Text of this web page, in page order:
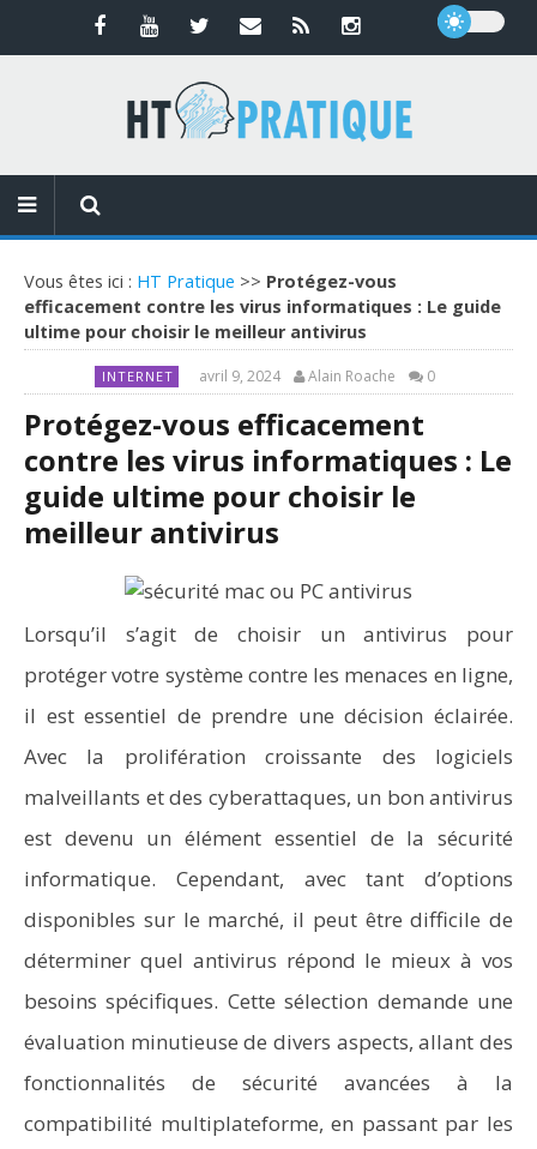
Vous êtes ici : HT Pratique >> Protégez-vous
efficacement contre les virus informatiques : Le guide
ultime pour choisir le meilleur antivirus
INTERNET avril 9, 2024 Alain Roache 0
Protégez-vous efficacement
contre les virus informatiques : Le
guide ultime pour choisir le
meilleur antivirus
Lorsqu’il s’agit de choisir un antivirus pour
protéger votre système contre les menaces en ligne,
il est essentiel de prendre une décision éclairée.
Avec la prolifération croissante des logiciels
malveillants et des cyberattaques, un bon antivirus
est devenu un élément essentiel de la sécurité
informatique. Cependant, avec tant d’options
disponibles sur le marché, il peut être difficile de
déterminer quel antivirus répond le mieux à vos
besoins spécifiques. Cette sélection demande une
évaluation minutieuse de divers aspects, allant des
fonctionnalités de sécurité avancées à la
compatibilité multiplateforme, en passant par les